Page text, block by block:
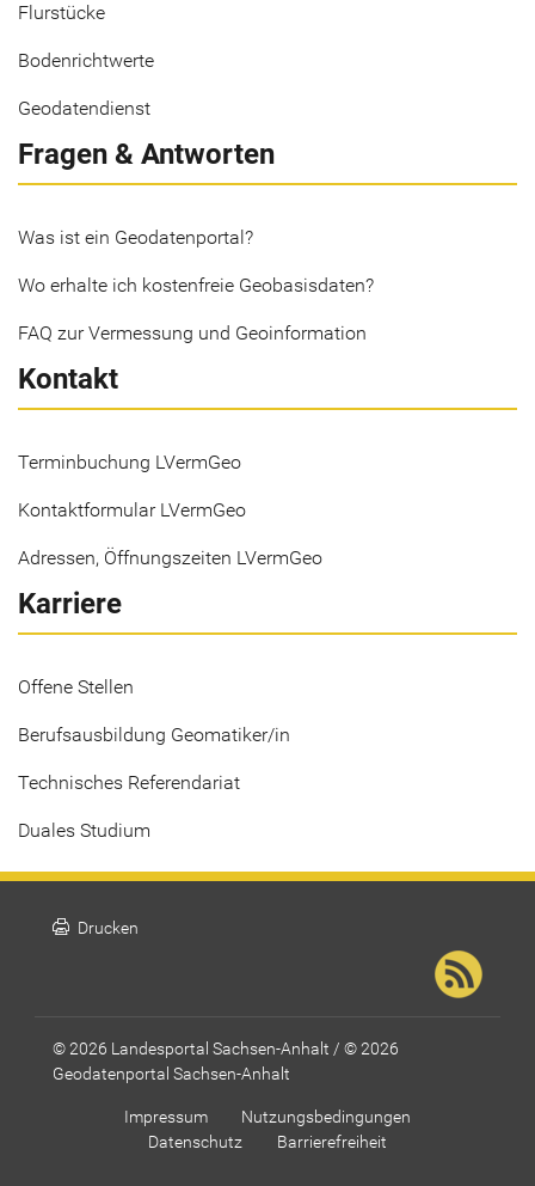
Flurstücke
Bodenrichtwerte
Geodatendienst
Fragen & Antworten
Was ist ein Geodatenportal?
Wo erhalte ich kostenfreie Geobasisdaten?
FAQ zur Vermessung und Geoinformation
Kontakt
Terminbuchung LVermGeo
Kontaktformular LVermGeo
Adressen, Öffnungszeiten LVermGeo
Karriere
Offene Stellen
Berufsausbildung Geomatiker/in
Technisches Referendariat
Duales Studium
print Drucken
© 2026 Landesportal Sachsen-Anhalt / © 2026
Geodatenportal Sachsen-Anhalt
Impressum
Nutzungsbedingungen
Datenschutz
Barrierefreiheit